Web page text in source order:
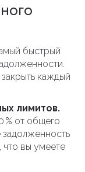
быстрый
каждый
лимитов.
% от общего
задолженность
что вы умеете